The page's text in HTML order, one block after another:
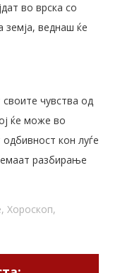
во врска со
земја, веднаш ќе
своите чувства од
ќе може во
кон луѓе
разбирање
, Хороскоп,